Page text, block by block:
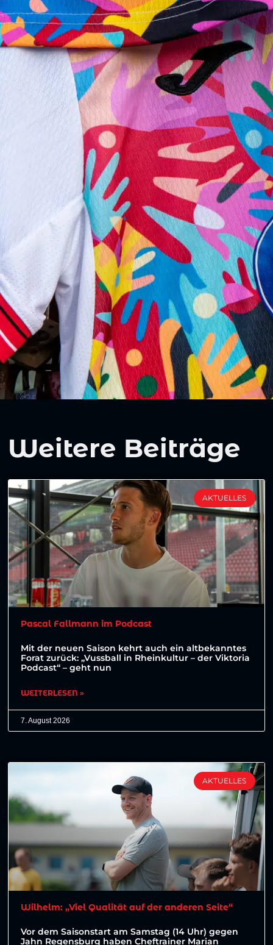
Weitere Beiträge
AKTUELLES
Pascal Fallmann im Podcast
Mit der neuen Saison kehrt auch ein altbekanntes
Forat zurück: „Vussball in Rheinkultur – der Viktoria
Podcast“ – geht nun
WEITERLESEN »
7. August 2026
AKTUELLES
Wilhelm: „Viel Qualität auf der anderen Seite“
Vor dem Saisonstart am Samstag (14 Uhr) gegen
Jahn Regensburg haben Cheftrainer Marian